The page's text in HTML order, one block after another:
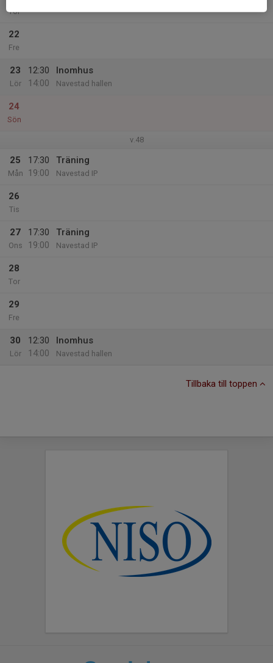
Tor
22
Fre
23
Lör
12:30
14:00
Inomhus
Navestad hallen
24
Sön
v.48
25
Mån
17:30
19:00
Träning
Navestad IP
26
Tis
27
Ons
17:30
19:00
Träning
Navestad IP
28
Tor
29
Fre
30
Lör
12:30
14:00
Inomhus
Navestad hallen
Tillbaka till toppen